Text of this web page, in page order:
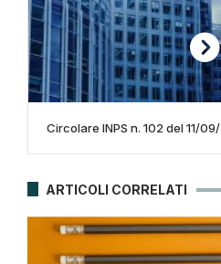
Circolare INPS n. 102 del 11/
ARTICOLI CORRELATI